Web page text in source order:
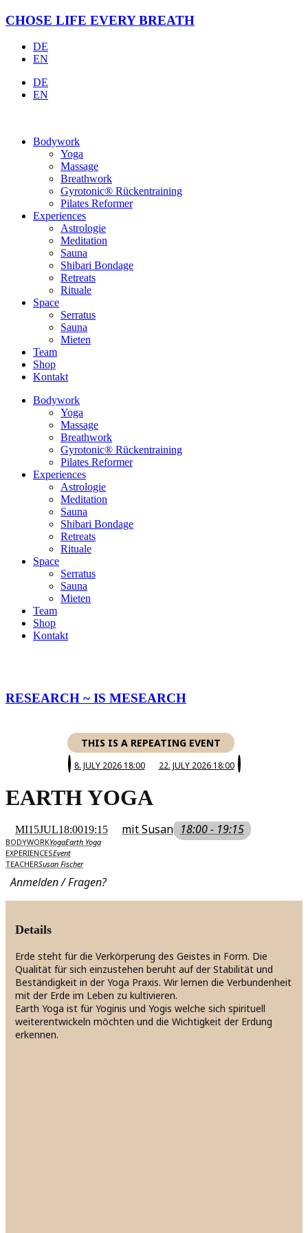
Zum
springen
CHOSE LIFE EVERY BREATH
DE
EN
DE
EN
Bodywork
Yoga
Massage
Breathwork
Gyrotonic® Rückentraining
Pilates Reformer
Experiences
Astrologie
Meditation
Sauna
Shibari Bondage
Retreats
Rituale
Space
Serratus
Sauna
Mieten
Team
Shop
Kontakt
Bodywork
Yoga
Massage
Breathwork
Gyrotonic® Rückentraining
Pilates Reformer
Experiences
Astrologie
Meditation
Sauna
Shibari Bondage
Retreats
Rituale
Space
Serratus
Sauna
Mieten
Team
Shop
Kontakt
RESEARCH ~ IS MESEARCH
THIS IS A REPEATING EVENT
8. JULY 2026 18:00 22. JULY 2026 18:00
EARTH YOGA
MI15JUL18:0019:15 mit Susan 18:00 - 19:15
BODYWORKYogaEarth Yoga
EXPERIENCESEvent
TEACHERSusan Fischer
Anmelden / Fragen?
Details
Erde steht für die Verkörperung des Geistes in Form. Die
Qualität für sich einzustehen beruht auf der Stabilität und
Beständigkeit in der Yoga Praxis. Wir lernen die Verbundenheit
mit der Erde im Leben zu kultivieren.
Earth Yoga ist für Yoginis und Yogis welche sich spirituell
weiterentwickeln möchten und die Wichtigkeit der Erdung
erkennen.